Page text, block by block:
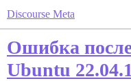
Discourse Meta
Ошибка
Ubuntu